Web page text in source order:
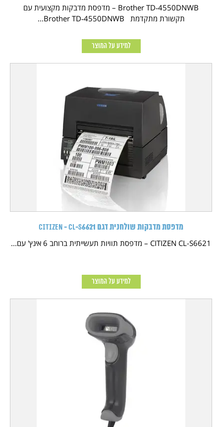
Brother TD‑4550DNWB – מדפסת מדבקות מקצועית עם
תקשורת מתקדמת Brother TD‑4550DNWB...
למידע על המוצר
מדפסת מדבקות שולחנית דגם CITIZEN - CL-S6621
CITIZEN CL-S6621 – מדפסת תוויות תעשייתית ברוחב 6 אינץ' עם...
למידע על המוצר